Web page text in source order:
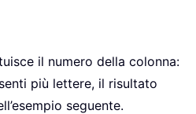
il numero della colonna:
più lettere, il risultato
seguente.